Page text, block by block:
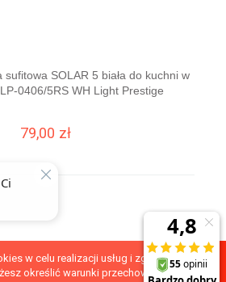
w celu realizacji usług i zgodnie z
określić warunki przechowywania
SOLAR 5 biała do kuchni w
0406/5RS WH Light Prestige
79,00 zł
WERSJĘ STRONY